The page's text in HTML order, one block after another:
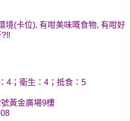
境(卡位), 有咁美味嘅食物, 有咁好
4；衛生：4；抵食：5
黃金廣場9樓